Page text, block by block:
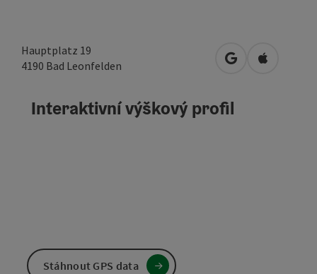
Hauptplatz 19
4190 Bad Leonfelden Otevřít vOtevřít v
Interaktivní výškový profil
Stáhnout GPS data